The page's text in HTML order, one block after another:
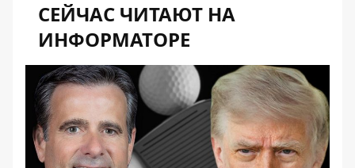
СЕЙЧАС ЧИТАЮТ НА
ИНФОРМАТОРЕ